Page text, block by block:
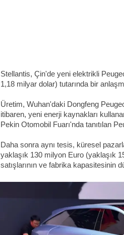
Stellantis, Çin'de yeni elektrikli
1,18 milyar dolar) tutarında bir
Üretim, Wuhan'daki Dongfeng
itibaren, yeni enerji kaynakları
Pekin Otomobil Fuarı'nda tanıtılan
Daha sonra aynı tesis, küresel
yaklaşık 130 milyon Euro (yaklaşık
satışlarının ve fabrika kapasitesinin